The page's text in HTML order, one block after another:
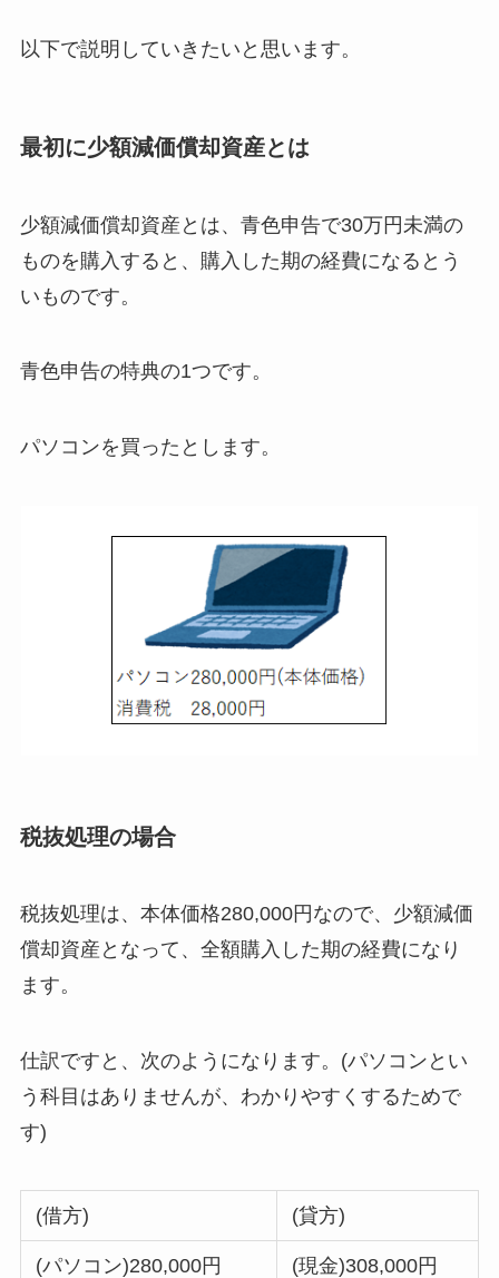
以下で説明していきたいと思います。
最初に少額減価償却資産とは
少額減価償却資産とは、青色申告で30万円未満の
ものを購入すると、購入した期の経費になるとう
いものです。
青色申告の特典の1つです。
パソコンを買ったとします。
税抜処理の場合
税抜処理は、本体価格280,000円なので、少額減価
償却資産となって、全額購入した期の経費になり
ます。
仕訳ですと、次のようになります。(パソコンとい
う科目はありませんが、わかりやすくするためで
す)
(借方) (貸方)
(パソコン)280,000円
(現金)308,000円